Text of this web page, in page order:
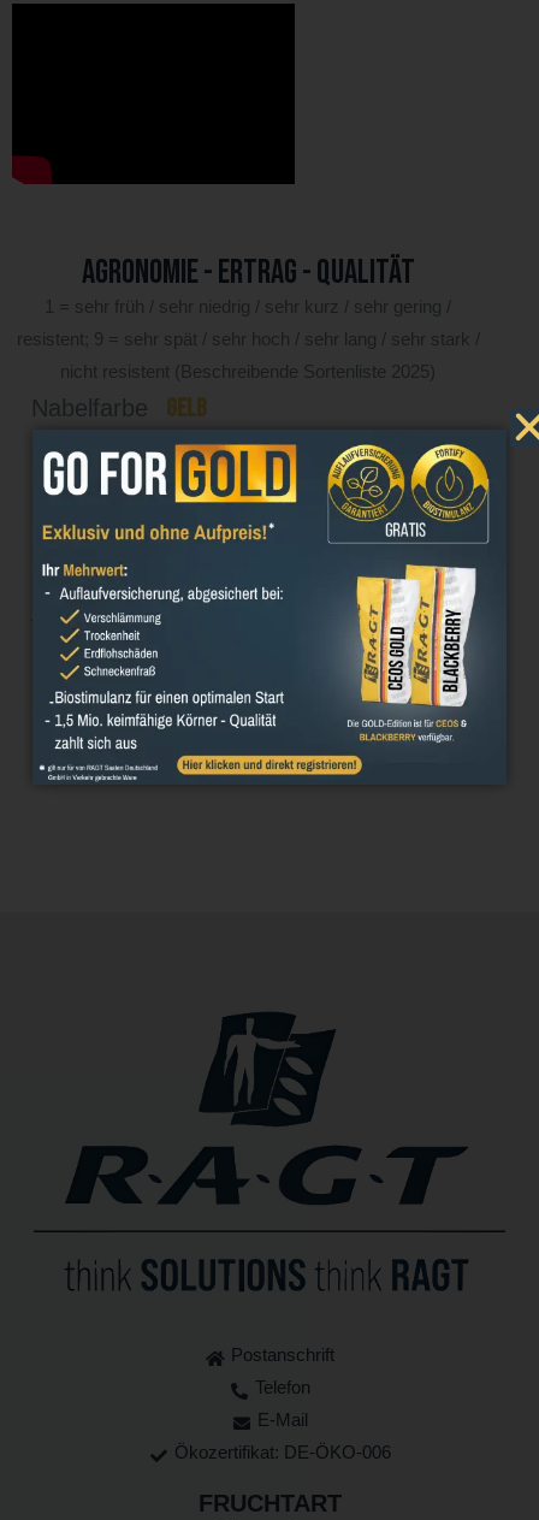
Agronomie - Ertrag - Qualität
1 = sehr früh / sehr niedrig / sehr kurz / sehr gering /
resistent; 9 = sehr spät / sehr hoch / sehr lang / sehr stark /
nicht resistent (Beschreibende Sortenliste 2025)
Nabelfarbe GELB
Blühbeginn 3
Reife 4
Pflanzenlänge 5
Neigung zu Lager
Kornertrag
Ölgehalt 5
Rohproteingehalt
Postanschrift
Telefon
E-Mail
Ökozertifikat: DE-ÖKO-006
FRUCHTART